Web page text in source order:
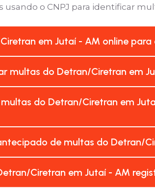
usando o CNPJ para identificar
em Jutaí - AM online para
multas do Detran/Ciretran em
do Detran/Ciretran em
de multas do Detran/
Ciretran em Jutaí - AM